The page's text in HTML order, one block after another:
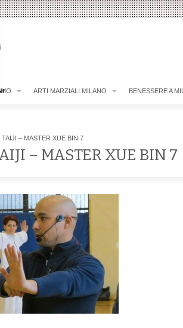
ARTI MARZIALI MILANO BENESSERE A
– MASTER XUE BIN 7
– MASTER XUE BIN 7